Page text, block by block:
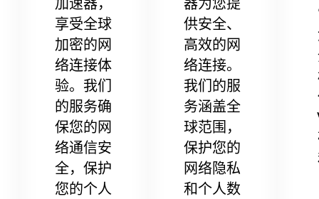
加速器，
享受全球
加密的网
络连接体
验。我们
的服务确
保您的网
络通信安
全，保护
您的个人
器为您提
供安全、
高效的网
络连接。
我们的服
务涵盖全
球范围，
保护您的
网络隐私
和个人数